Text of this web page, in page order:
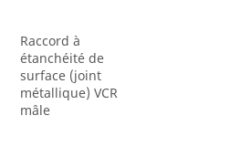
Raccord à
étanchéité de
surface (joint
métallique) VCR
mâle